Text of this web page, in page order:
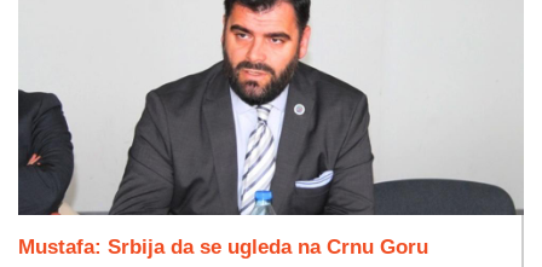
Mustafa: Srbija da se ugleda na Crnu Goru